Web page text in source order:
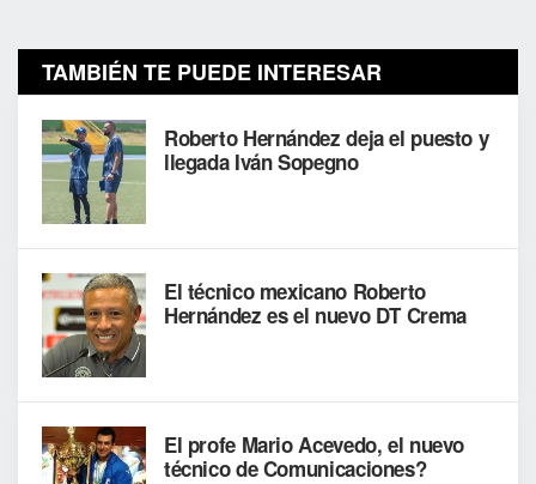
TAMBIÉN TE PUEDE INTERESAR
Roberto Hernández deja el puesto y
llegada Iván Sopegno
El técnico mexicano Roberto
Hernández es el nuevo DT Crema
El profe Mario Acevedo, el nuevo
técnico de Comunicaciones?